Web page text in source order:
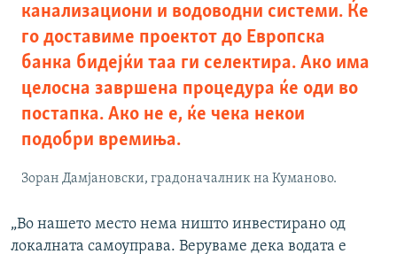
канализациони и водоводни системи. Ќе
го доставиме проектот до Европска
банка бидејќи таа ги селектира. Ако има
целосна завршена процедура ќе оди во
постапка. Ако не е, ќе чека некои
подобри времиња.
Зоран Дамјановски, градоначалник на Куманово.
„Во нашето место нема ништо инвестирано од
локалната самоуправа. Веруваме дека водата е